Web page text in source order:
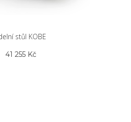
stůl KOBE
41 255 Kč